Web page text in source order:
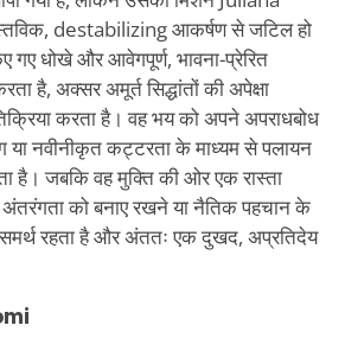
destabilizing आकर्षण से जटिल हो
गए धोखे और आवेगपूर्ण, भावना-प्रेरित
है, अक्सर अमूर्त सिद्धांतों की अपेक्षा
करता है। वह भय को अपने अपराधबोध
नवीनीकृत कट्टरता के माध्यम से पलायन
है। जबकि वह मुक्ति की ओर एक रास्ता
अंतरंगता को बनाए रखने या नैतिक पहचान के
रहता है और अंततः एक दुखद, अप्रतिदेय